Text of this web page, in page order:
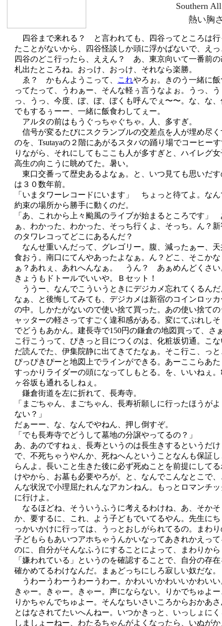
Southern
熱い胸
四谷まで来れる？ と言われても、四谷ってところは行
たことがないから、四谷怪談しか頭に浮かばないで、えっ
四谷のどこ行ったら、ええん？ あ、東京向いて一番前の
札出たところね。おっけ、おっけ、それなら楽勝。
ゑ？ かもんようこって、
これやろぉ。きのう一緒に飯
ってたって、うわぁー、そんな軽ぅ言うなよぉ。うっ、う
っ、うっ、今度、ぼ、ぼ、ぼくも呼んでぇ〜〜。な、な、
でもするぅーー、一緒に飯食わしてぇー。
アルタの前はもうぐっちゃぐちゃ。人、多すぎ。
信号が変るたびにスクランブルの交差点を人が埋め尽く
のを、Tsutayaの２階にあがるスタバの踊り場でコーヒー
りながら、それにしてもここも人が多すぎと、ハイレグ女
高生の向こうに眺めてた。暑い。
東口交番って歴史あるよなぁ。と、いつ見ても思いだす
は３０数年前。
「いまタワーレコードにいます」 ちょっと待てよ。なん
約束の場所から勝手に動くのだ。
「あ、これから上々颱風のライブが始まるところです」
ぁ、わかった、わかった、そっち行くよ、そっち。ん？新
のタワレコってどこにあるんだ？
なんせ重いんだって、グレゴリー。腹、減ったぁー、天
食おう。南口にてんやあったよなぁ。ん？どこ、そこかな
ぁ？あれぇ、あれへんなぁ。 うん？ あぁめんどくさい
きょうもドトールでいいや。Ｂセット！
ううー、なんでこういうときにデジカメ忘れてくるんだ
なぁ、と後悔してみても、デジカメは新宿のコインロッカ
の中。しかたがないので使い捨て買った。あの使い捨ての
ャッターの軽さってすごく違和感がある。変にてぶれしそ
でどうもあかん。建長寺で150円の鎌倉の地図買って、さ
こ行こうって、ぴきっと目につくのは、化粧坂切通。こな
だ読んでた、伊集院静に出てきてたなぁ。そこ行こ、っと
ぴっぴきぴーと地図上でラインができる。あーここらあた
すっかりライダーの頭になってしもとる。を、いいねぇ。
ヶ谷坂も通れるしねぇ。
鎌倉街道を左に折れて、長寿寺。
「まごちゃん、まごちゃん、長寿祈願しに行ったほうが
ない？」
だぁーー、な、なんでやねん、押し倒すぞ。
「でも長寿寺でどうして墓地の分譲やってるの？」
あ、あのですねぇ、長寿というのは長生きするというだけ
で、不死ちゃうやんか、死ねへんということなんも保証し
らんよ。長いこと生きた後に必ず死ぬことを前提にしてる
けやから、お墓も必要やろが。と、なんでこんなとこで、
んな状況で小理屈たれんなアカンねん。もっとロマンチッ
に行けよ。
なるほどね、そういうふうに考えるわけね、あ、そかそ
か、要するに、これ、よう子どもでいてるやん。先生にち
っかいかけに行っては、うっとおしがられてるの。まわり
子どもらもあいつアホちゃうんかいなってあきれかえって
のに、自分がそんなふうにすることによって、まわりから
「嫌われている」というのを確認することで、自分の存
確かめてるわけなんだ。まぁどっちにしろ寂しい奴だな。
うわーうわーうわーうわー。かわいいかわいいかわいい
きゃー。きゃー。きゃー。声にならない。りかでちゅよー
りかちゃんでちゅよー。そんなちいさいころからおかあさ
とはなされてたいへんねー。いつかきっと、いっしょにく
しましょーねー、わたるちゃんがよくなったら、いぬがか